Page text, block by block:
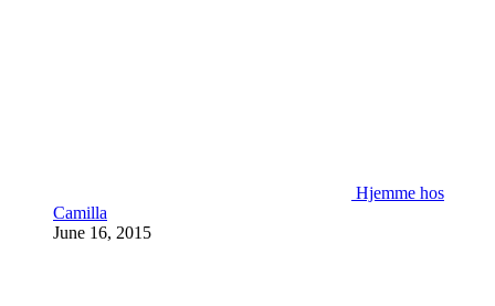
Hjemme hos
Camilla
June 16, 2015